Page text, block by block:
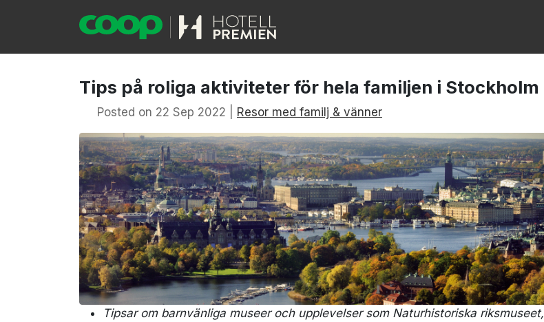
Tips på roliga aktiviteter för hela familjen i Stockholm
Posted on 22 Sep 2022 | Resor med familj & vänner
Tipsar om barnvänliga museer och upplevelser som Naturhistoriska riksmuseet,